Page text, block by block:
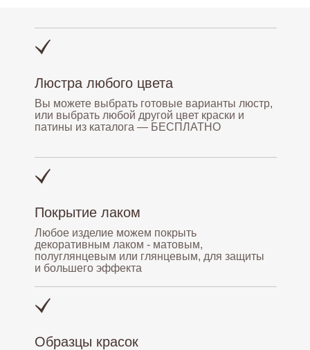
Любое изделие можем покрыть
декоративным лаком - матовым,
полуглянцевым или глянцевым, для защиты
и большего эффекта
Вы можете выбрать готовые варианты люстр,
или выбрать любой другой цвет краски и
патины из каталога — БЕСПЛАТНО
Образцы красок
Покрытие лаком
Люстра любого цвета